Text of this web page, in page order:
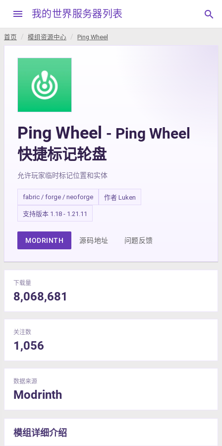
menu 我的世界服务器列表 search
首页 模组资源中心 Ping Wheel
Ping Wheel - Ping Wheel
快捷标记轮盘
允许玩家临时标记位置和实体
fabric / forge / neoforge 作者 Luken
支持版本 1.18 - 1.21.11
MODRINTH 源码地址 问题反馈
下载量
8,068,681
关注数
1,056
数据来源
Modrinth
模组详细介绍